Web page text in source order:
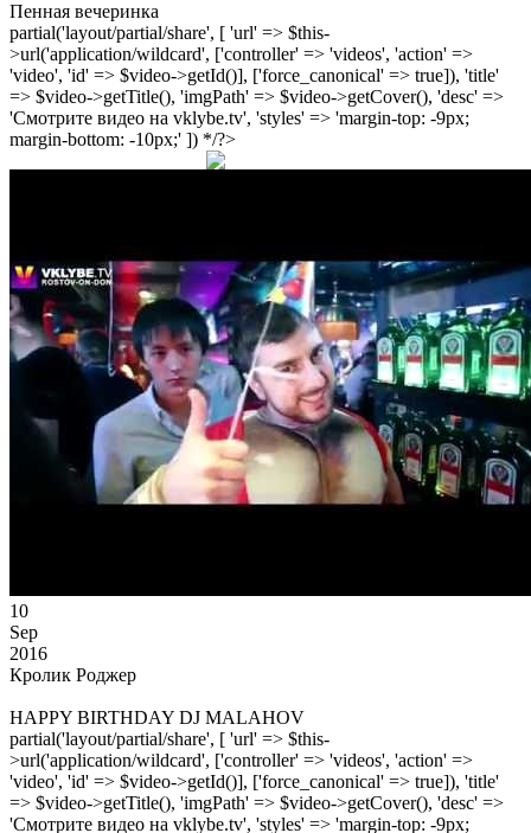
Пенная вечеринка
partial('layout/partial/share', [ 'url' => $this-
>url('application/wildcard', ['controller' => 'videos', 'action' =>
'video', 'id' => $video->getId()], ['force_canonical' => true]), 'title'
=> $video->getTitle(), 'imgPath' => $video->getCover(), 'desc' =>
'Смотрите видео на vklybe.tv', 'styles' => 'margin-top: -9px;
margin-bottom: -10px;' ]) */?>
10
Sep
2016
Кролик Роджер
HAPPY BIRTHDAY DJ MALAHOV
partial('layout/partial/share', [ 'url' => $this-
>url('application/wildcard', ['controller' => 'videos', 'action' =>
'video', 'id' => $video->getId()], ['force_canonical' => true]), 'title'
=> $video->getTitle(), 'imgPath' => $video->getCover(), 'desc' =>
'Смотрите видео на vklybe.tv', 'styles' => 'margin-top: -9px;